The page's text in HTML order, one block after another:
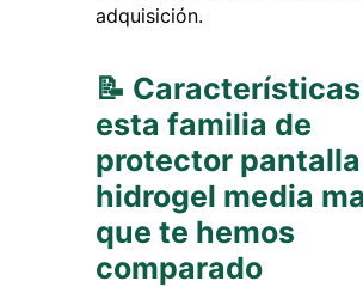
adquisición.
📝
esta familia de
protector pantalla
hidrogel media
que te hemos
comparado